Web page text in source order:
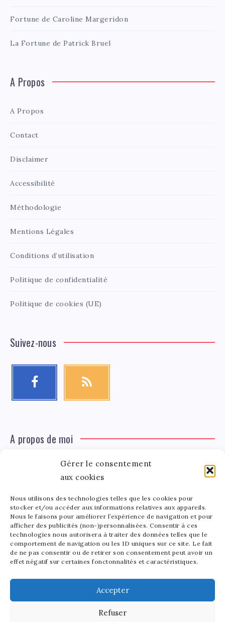
Gérer le consentement
aux cookies
Nous utilisons des technologies telles que les cookies pour
stocker et/ou accéder aux informations relatives aux appareils.
Nous le faisons pour améliorer l’expérience de navigation et pour
afficher des publicités (non-)personnalisées. Consentir à ces
technologies nous autorisera à traiter des données telles que le
comportement de navigation ou les ID uniques sur ce site. Le fait
de ne pas consentir ou de retirer son consentement peut avoir un
effet négatif sur certaines fonctonnalités et caractéristiques.
Accepter
Refuser
Fortune de Caroline Margeridon
La Fortune de Patrick Bruel
A Propos
A Propos
Contact
Disclaimer
Accessibilité
Méthodologie
Mentions Légales
Conditions d’utilisation
Politique de confidentialité
Politique de cookies (UE)
Suivez-nous
A propos de moi
Tinger
Léa Tinger
Fondatrice
Fondatrice de FortunedeStar.com, je fusionne ma
passion pour les cultures et l'économie des célébrités.
Entre la gestion de mon site et la poterie, je trouve le
bonheur dans l'équilibre de mes activités. Mère d'un
bout de chou de 5 ans, je partage avec lui l'amour de
l'art sous toutes ses formes.